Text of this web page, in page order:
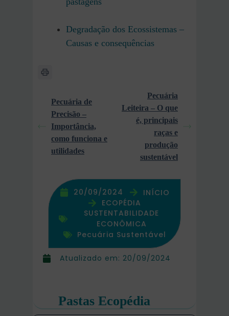
Atualizado em: 20/09/2024
Degradação dos Ecossistemas –
Causas e consequências
Pecuária de
Precisão –
Importância,
como funciona e
utilidades
Pecuária
Leiteira – O que
é, principais
raças e
produção
sustentável
20/09/2024
INÍCIO
ECOPÉDIA
SUSTENTABILIDADE
ECONÔMICA
Pecuária Sustentável
Pastas Ecopédia